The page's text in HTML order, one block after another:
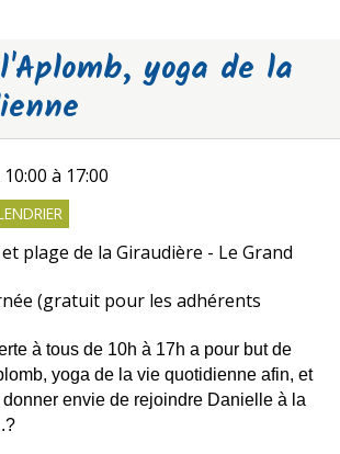
yoga de la
à 17:00
plage de la Giraudière - Le Grand
(gratuit pour les adhérents
à tous de 10h à 17h a pour but de
yoga de la vie quotidienne afin, et
envie de rejoindre Danielle à la